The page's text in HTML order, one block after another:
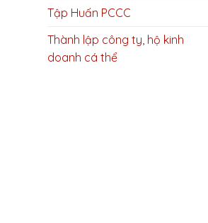
Tập Huấn PCCC
Thành lập công ty, hộ kinh
doanh cá thể